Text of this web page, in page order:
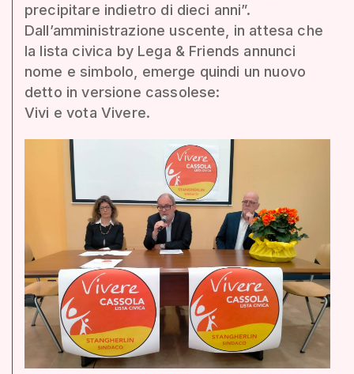
precipitare indietro di dieci anni”.
Dall’amministrazione uscente, in attesa che
la lista civica by Lega & Friends annunci
nome e simbolo, emerge quindi un nuovo
detto in versione cassolese:
Vivi e vota Vivere.